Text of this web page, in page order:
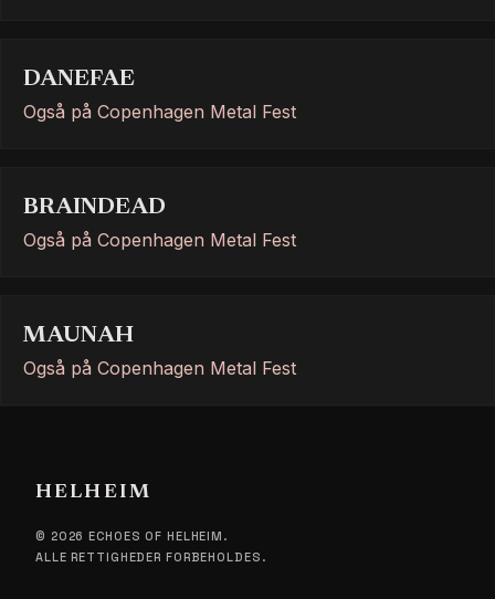
DANEFAE
Også på Copenhagen Metal Fest
BRAINDEAD
Også på Copenhagen Metal Fest
MAUNAH
Også på Copenhagen Metal Fest
HELHEIM
© 2026 ECHOES OF HELHEIM.
ALLE RETTIGHEDER FORBEHOLDES.